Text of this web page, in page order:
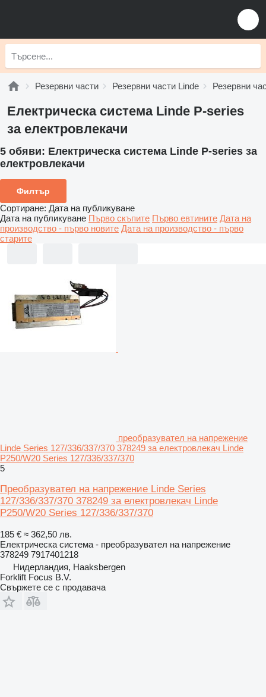
Резервни части Резервни части Linde Резервни
Електрическа система Linde P-series
за електровлекачи
5 обяви: Електрическа система Linde P-series за
електровлекачи
Филтър
Сортиране: Дата на публикуване
Дата на публикуване Първо скъпите Първо евтините Дата на
производство - първо новите Дата на производство - първо
старите
преобразувател на напрежение
Linde Series 127/336/337/370 378249 за електровлекач Linde
P250/W20 Series 127/336/337/370
5
Преобразувател на напрежение Linde Series
127/336/337/370 378249 за електровлекач Linde
P250/W20 Series 127/336/337/370
185 € ≈ 362,50 лв.
Електрическа система - преобразувател на напрежение
378249 7917401218
Нидерландия, Haaksbergen
Forklift Focus B.V.
Свържете се с продавача